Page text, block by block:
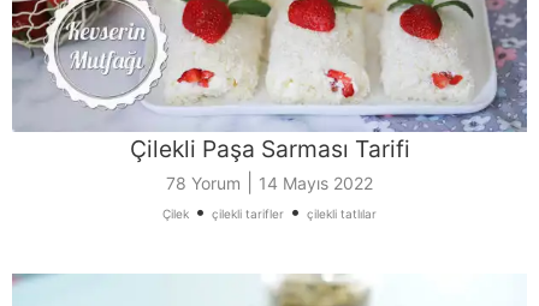
Çilekli Paşa Sarması Tarifi
78 Yorum 14 Mayıs 2022
Çilek • çilekli tarifler • çilekli tatlılar